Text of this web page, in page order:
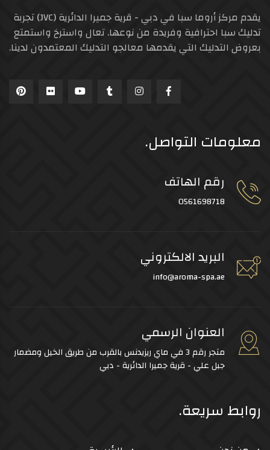
يقدم مركز أروما سبا في دبي - قرية جميرا الدائرية (JVC) تجربة
تدليك سبا احترافية وفريدة من نوعها. تعال واسترخ واستمتع
بعروض التدليك التي يقدمها معالجو التدليك المعتمدون لدينا.
روابط سريعة.
معلومات التواصل.
رقم الهاتف
0561698718
البريد الالكتروني
info@aroma-spa.ae
العنوان الرسمي
متجر رقم 3 في ماي ريزيدنس بالقرب من طريق الخيل ومضمار
جبل علي - قرية جميرا الدائرية - دبي